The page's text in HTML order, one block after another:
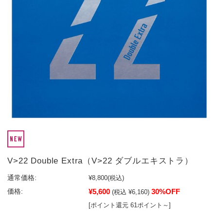
V>22 Double Extra（V>22 ダブルエキストラ）
通常価格: ¥8,800(税込)
価格:
¥5,600 (税込 ¥6,160) 30%OFF
[ポイント還元 61ポイント～]